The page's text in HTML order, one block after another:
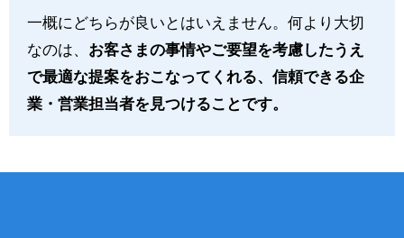
一概にどちらが良いとはいえません。何より大切
なのは、 お客さまの事情やご要望を考慮したうえ
で最適な提案をおこなってくれる、信頼できる企
業・営業担当者を見つけることです。